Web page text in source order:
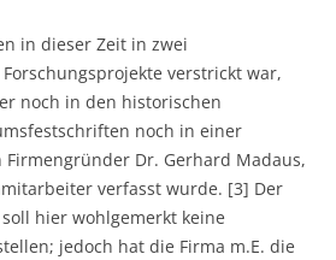
in dieser Zeit in zwei
verstrickt war,
noch in den historischen
noch in einer
Dr. Gerhard Madaus,
verfasst wurde. [3] Der
hier wohlgemerkt keine
jedoch hat die Firma m.E. die